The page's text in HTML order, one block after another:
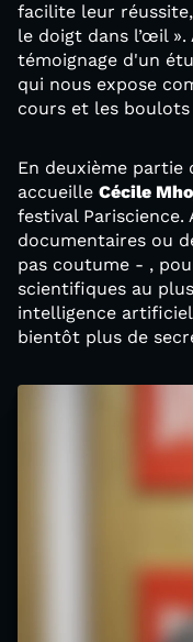
facilite leur
le doigt dans l’œil
témoignage d'un
qui nous expose
cours et les boulots
En deuxième partie
accueille Cécile
festival
documentaires ou
pas coutume - ,
scientifiques au
intelligence
bientôt plus de